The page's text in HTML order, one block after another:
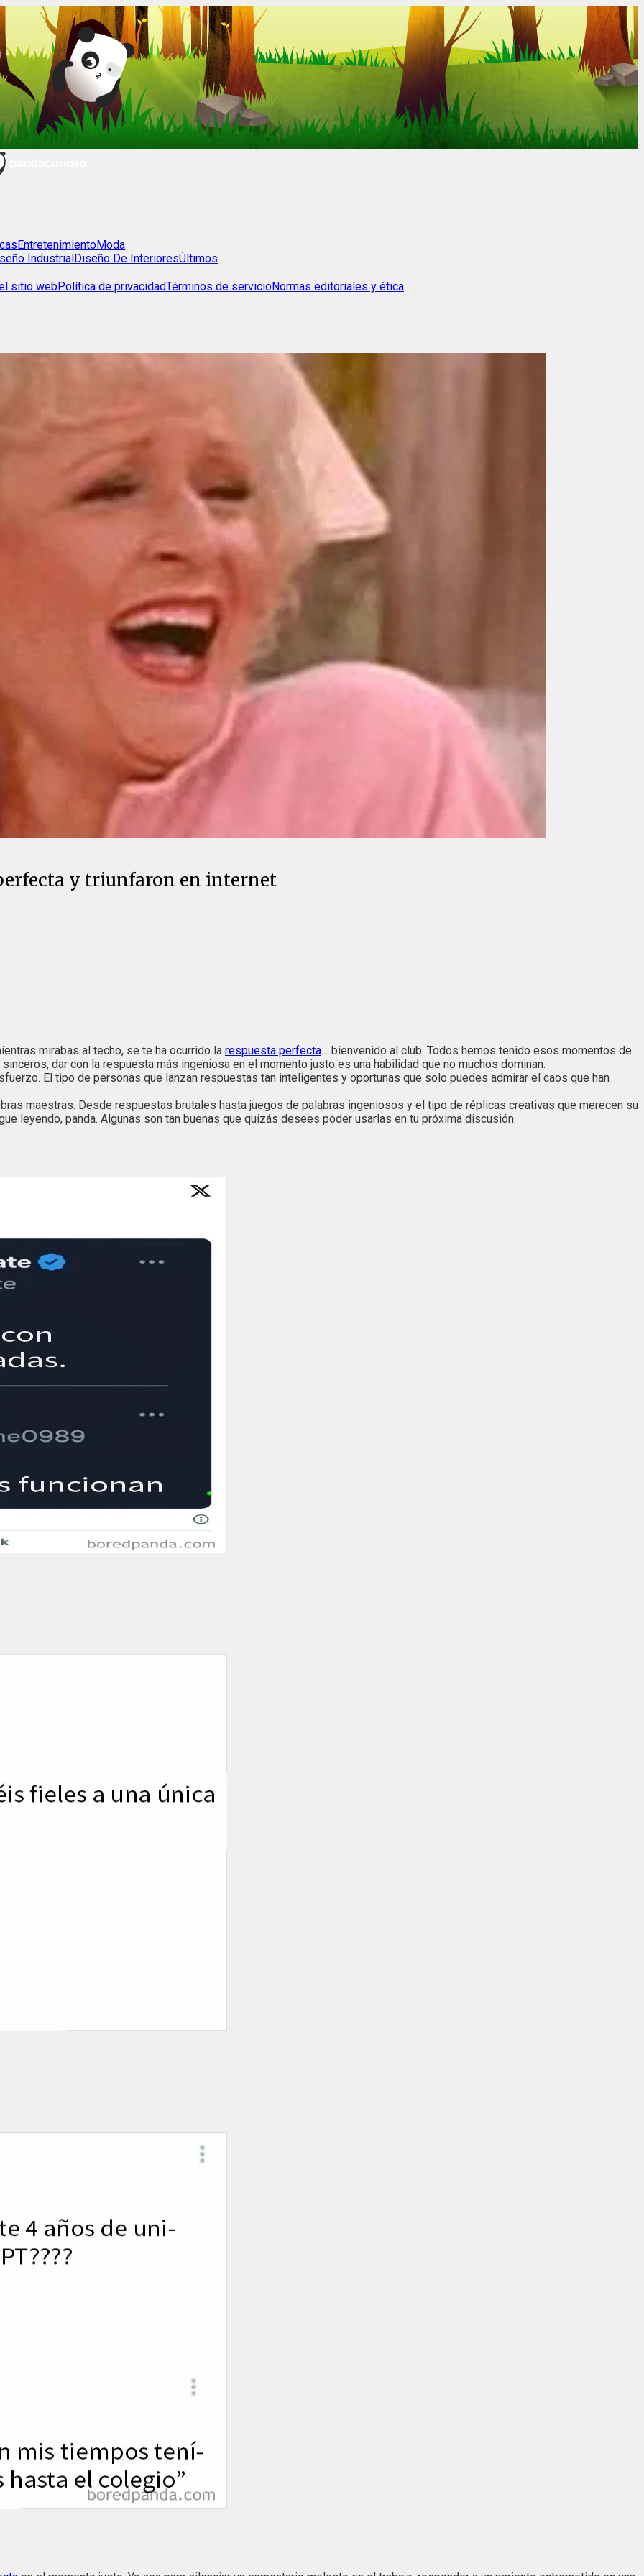
EntretenimientoModa
IndustrialDiseño De InterioresÚltimos
sitio webPolítica de privacidadTérminos de servicioNormas editoriales y ética
y triunfaron en internet
mirabas al techo, se te ha ocurrido la respuesta perfecta… bienvenido al club. Todos hemos tenido esos momentos de
dar con la respuesta más ingeniosa en el momento justo es una habilidad que no muchos dominan.
El tipo de personas que lanzan respuestas tan inteligentes y oportunas que solo puedes admirar el caos que han
maestras. Desde respuestas brutales hasta juegos de palabras ingeniosos y el tipo de réplicas creativas que merecen su
leyendo, panda. Algunas son tan buenas que quizás desees poder usarlas en tu próxima discusión.